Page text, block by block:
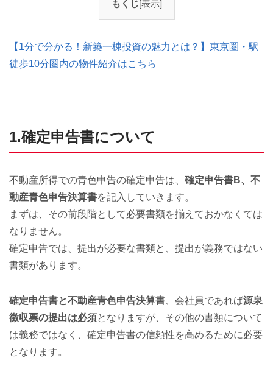
もくじ[表示]
【1分で分かる！新築一棟投資の魅力とは？】東京圏・駅
徒歩10分圏内の物件紹介はこちら
1.確定申告書について
不動産所得での青色申告の確定申告は、 確定申告書B、不
動産青色申告決算書を記入していきます。
まずは、その前段階として必要書類を揃えておかなくては
なりません。
確定申告では、提出が必要な書類と、提出が義務ではない
書類があります。
確定申告書と不動産青色申告決算書 、会社員であれば源泉
徴収票の提出は必須となりますが、その他の書類について
は義務ではなく、確定申告書の信頼性を高めるために必要
となります。